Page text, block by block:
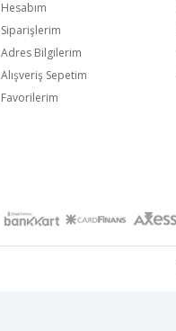
Hesabım
Siparişlerim
Adres Bilgilerim
Alışveriş Sepetim
Favorilerim